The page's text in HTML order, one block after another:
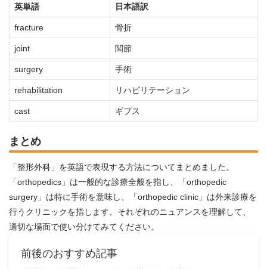
英単語 日本語訳
fracture 骨折
joint 関節
surgery 手術
rehabilitation リハビリテーション
cast ギプス
まとめ
「整形外科」を英語で表現する方法についてまとめました。
「orthopedics」は一般的な診療全般を指し、「orthopedic
surgery」は特に手術を意味し、「orthopedic clinic」は外来診療を
行うクリニックを指します。それぞれのニュアンスを理解して、
適切な場面で使い分けてみてください。
前後のおすすめ記事